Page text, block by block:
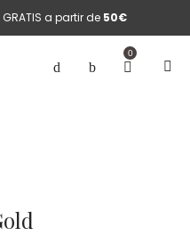
GRATIS a partir de 50€
0